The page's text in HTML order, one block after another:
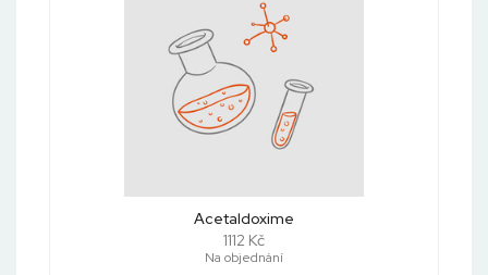
Acetaldoxime
1112 Kč
Na objednání